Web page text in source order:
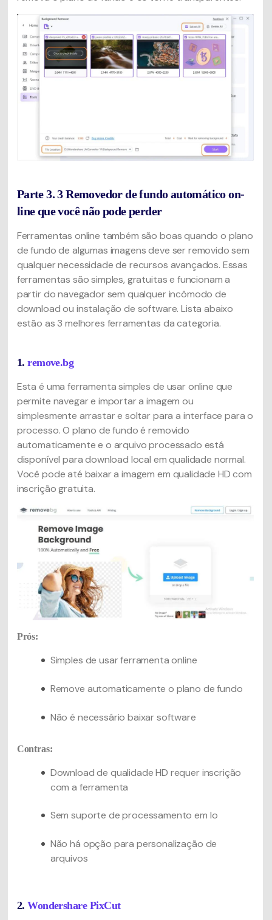
Parte 3. 3 Removedor de fundo automático on-
line que você não pode perder
Ferramentas online também são boas quando o plano
de fundo de algumas imagens deve ser removido sem
qualquer necessidade de recursos avançados. Essas
ferramentas são simples, gratuitas e funcionam a
partir do navegador sem qualquer incômodo de
download ou instalação de software. Lista abaixo
estão as 3 melhores ferramentas da categoria.
1. remove.bg
Esta é uma ferramenta simples de usar online que
permite navegar e importar a imagem ou
simplesmente arrastar e soltar para a interface para o
processo. O plano de fundo é removido
automaticamente e o arquivo processado está
disponível para download local em qualidade normal.
Você pode até baixar a imagem em qualidade HD com
inscrição gratuita.
Prós:
Simples de usar ferramenta online
Remove automaticamente o plano de fundo
Não é necessário baixar software
Contras:
Download de qualidade HD requer inscrição
com a ferramenta
Sem suporte de processamento em lo
Não há opção para personalização de
arquivos
2. Wondershare PixCut